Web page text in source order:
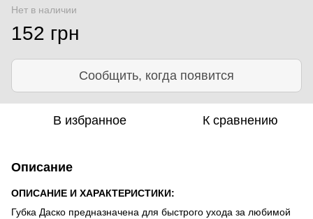
Нет в наличии
152 грн
Сообщить, когда появится
В избранное К сравнению
Описание
ОПИСАНИЕ И ХАРАКТЕРИСТИКИ:
Губка Даско предназначена для быстрого ухода за любимой